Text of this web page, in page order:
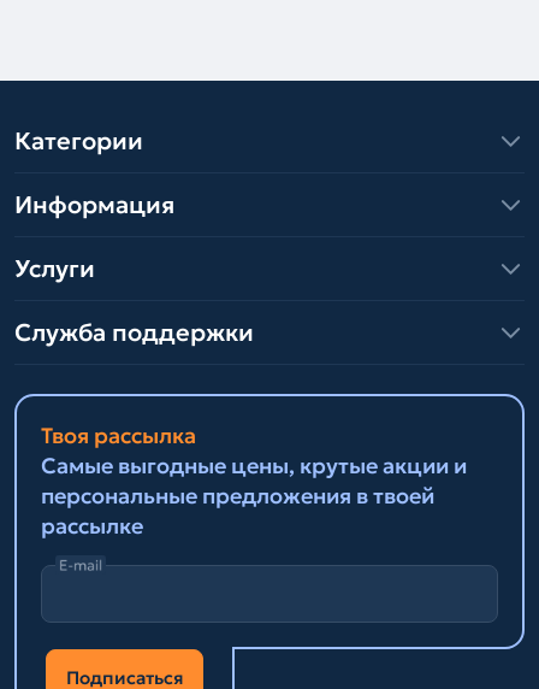
Категории
Информация
Услуги
Служба поддержки
Твоя рассылка
Самые выгодные цены, крутые акции и
персональные предложения в твоей
рассылке
E-mail
Подписаться